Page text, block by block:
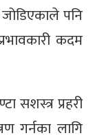
पनि
कदम
सशस्त्र प्रहरी
गर्नका लागि